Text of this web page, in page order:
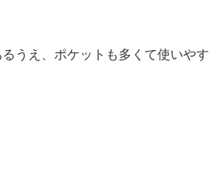
うえ、ポケットも多くて使いやす